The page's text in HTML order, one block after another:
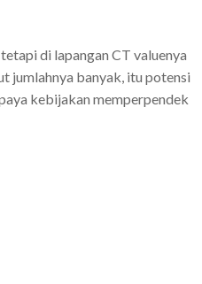
di lapangan CT valuenya
jumlahnya banyak, itu potensi
kebijakan memperpendek